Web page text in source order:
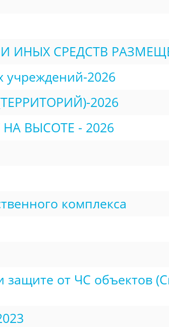
ИНЫХ СРЕДСТВ
учреждений-2026
2026
ВЫСОТЕ - 2026
комплекса
от ЧС объектов